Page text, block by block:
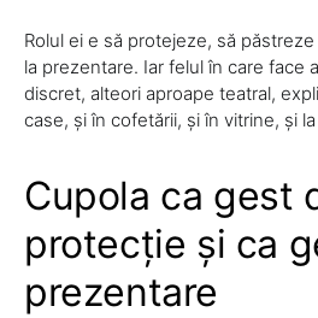
Rolul ei e să protejeze, să
la prezentare. Iar felul în care face
discret, alteori aproape teatral,
case, și în cofetării, și în vitrine, și
Cupola ca gest
protecție și ca
prezentare